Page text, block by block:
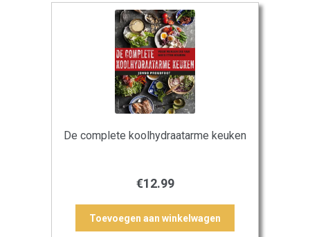
De complete koolhydraatarme keuken
€12.99
Toevoegen aan winkelwagen